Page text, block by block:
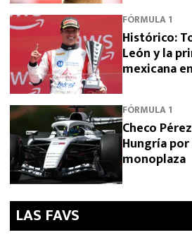
FÓRMULA 1
Histórico:
León y la
mexicana
FÓRMULA 1
Checo
Hungría
monoplaza
LAS FAVS